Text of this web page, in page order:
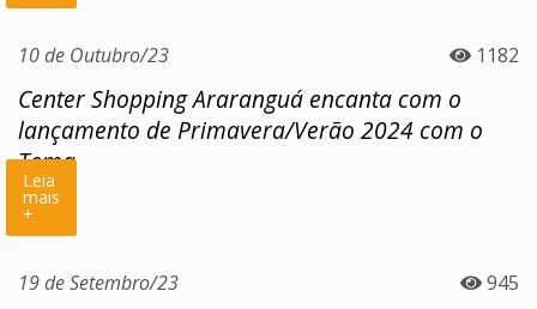
10 de Outubro/23 1182
Center Shopping Araranguá encanta com o
lançamento de Primavera/Verão 2024 com o
Tema
Leia
mais
+
19 de Setembro/23 945